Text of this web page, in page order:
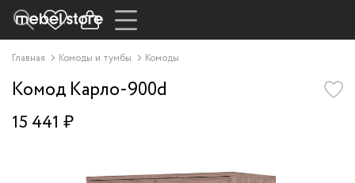
Главная Комоды и тумбы Комоды
Комод Карло-900d
15 441 ₽